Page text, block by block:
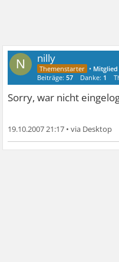
N nilly
• Mitglied
Beiträge:57 Danke: 1
Sorry, war nicht
19.10.2007 21:17 •